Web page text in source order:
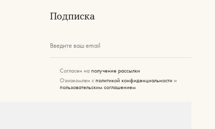
Подписка
Введите ваш email
Согласен на получение рассылки
Ознакомлен с политикой конфиденциальности и
пользовательским соглашением